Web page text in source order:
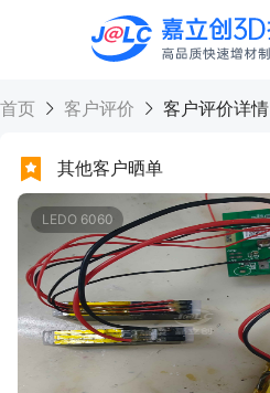
高品质快速增材制造服务
首页 客户评价 客户评价详情
其他客户晒单
LEDO 6060